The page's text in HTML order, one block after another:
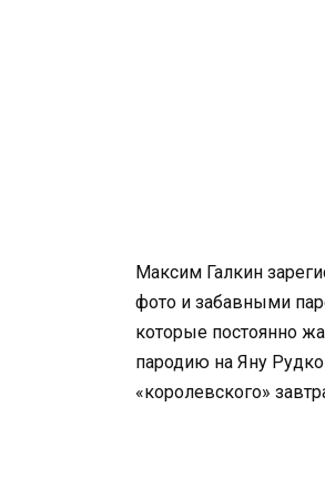
Максим Галкин
фото и забавными
которые постоянно
пародию на Яну
«королевского»